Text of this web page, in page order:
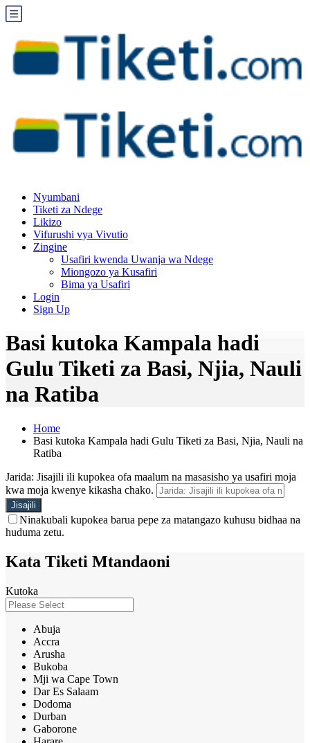
Nyumbani
Tiketi za Ndege
Likizo
Vifurushi vya Vivutio
Zingine
Usafiri kwenda Uwanja wa Ndege
Miongozo ya Kusafiri
Bima ya Usafiri
Login
Sign Up
Basi kutoka Kampala hadi
Gulu Tiketi za Basi, Njia, Nauli
na Ratiba
Home
Basi kutoka Kampala hadi Gulu Tiketi za Basi, Njia, Nauli na
Ratiba
Jarida: Jisajili ili kupokea ofa maalum na masasisho ya usafiri moja
kwa moja kwenye kikasha chako.
Ninakubali kupokea barua pepe za matangazo kuhusu bidhaa na
huduma zetu.
Kata Tiketi Mtandaoni
Kutoka
Abuja
Accra
Arusha
Bukoba
Mji wa Cape Town
Dar Es Salaam
Dodoma
Durban
Gaborone